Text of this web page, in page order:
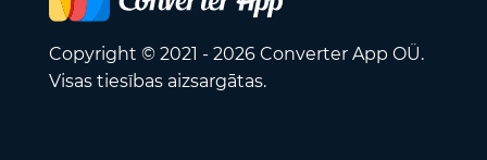
Copyright © 2021 - 2026 Converter App OÜ.
Visas tiesības aizsargātas.